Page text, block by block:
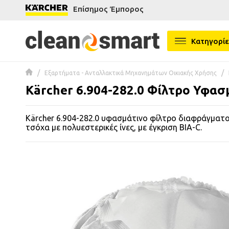
menu
Επίσημος Έμπορος
Εξαρτήματα - Ανταλλακτικά Μηχανημάτων Οικιακής Χρήσης
Kärcher 6.904-282.0 Φίλτρο
Kärcher 6.904-282.0 υφασμάτινο φίλτρο
τσόχα με πολυεστερικές ίνες, με έγκριση BIA-C.